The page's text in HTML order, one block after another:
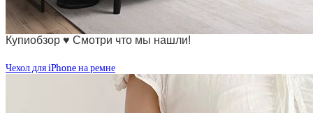
Купиобзор ♥ Смотри что мы нашли!
Чехол для iPhone на ремне